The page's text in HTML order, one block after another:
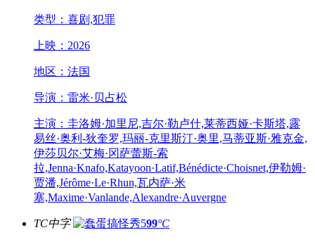
类型： 喜剧,犯罪
上映： 2026
地区： 法国
导演： 雷米·贝占松
主演： 圭洛姆·加里尼,吉尔·勒卢什,莱蒂西娅·卡斯塔,露
易丝·奥利-狄奎罗,玛丽-克里斯汀·奥里,马蒂亚斯·雅克金,
伊莎贝尔·艾梅·冈萨蕾斯-索
拉,Jenna·Knafo,Katayoon·Latif,Bénédicte·Choisnet,伊勒姆·
贾潘,Jérôme·Le·Rhun,瓦内萨·米
塞,Maxime·Vanlande,Alexandre·Auvergne
TC中字 99°C